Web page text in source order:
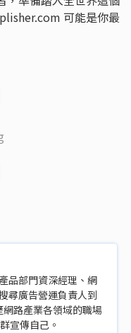
可能是你最
品部門資深經理、網
尋廣告營運負責人到
路產業各領域的職場
宣傳自己。